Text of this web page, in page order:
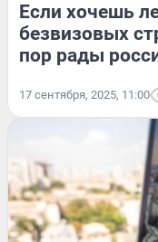
Если хочешь
безвизовых
пор рады
17 сентября, 2025, 11:00